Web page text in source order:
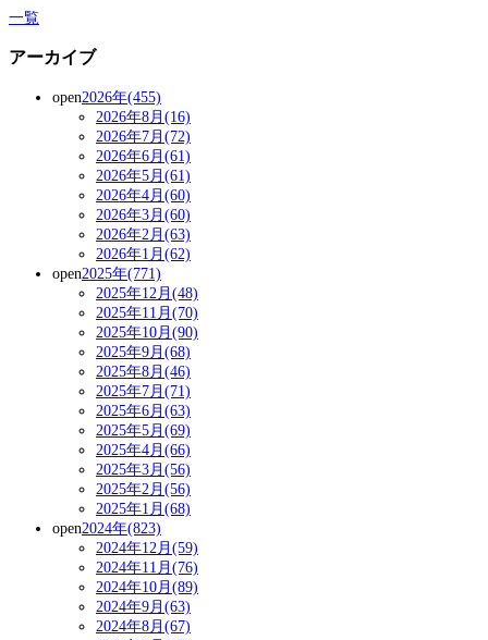
一覧
アーカイブ
open2026年(455)
2026年8月(16)
2026年7月(72)
2026年6月(61)
2026年5月(61)
2026年4月(60)
2026年3月(60)
2026年2月(63)
2026年1月(62)
open2025年(771)
2025年12月(48)
2025年11月(70)
2025年10月(90)
2025年9月(68)
2025年8月(46)
2025年7月(71)
2025年6月(63)
2025年5月(69)
2025年4月(66)
2025年3月(56)
2025年2月(56)
2025年1月(68)
open2024年(823)
2024年12月(59)
2024年11月(76)
2024年10月(89)
2024年9月(63)
2024年8月(67)